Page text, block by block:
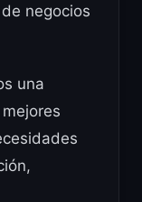
negocios
una